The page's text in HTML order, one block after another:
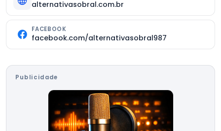
alternativasobral.com.br
FACEBOOK
facebook.com/alternativasobral987
Publicidade